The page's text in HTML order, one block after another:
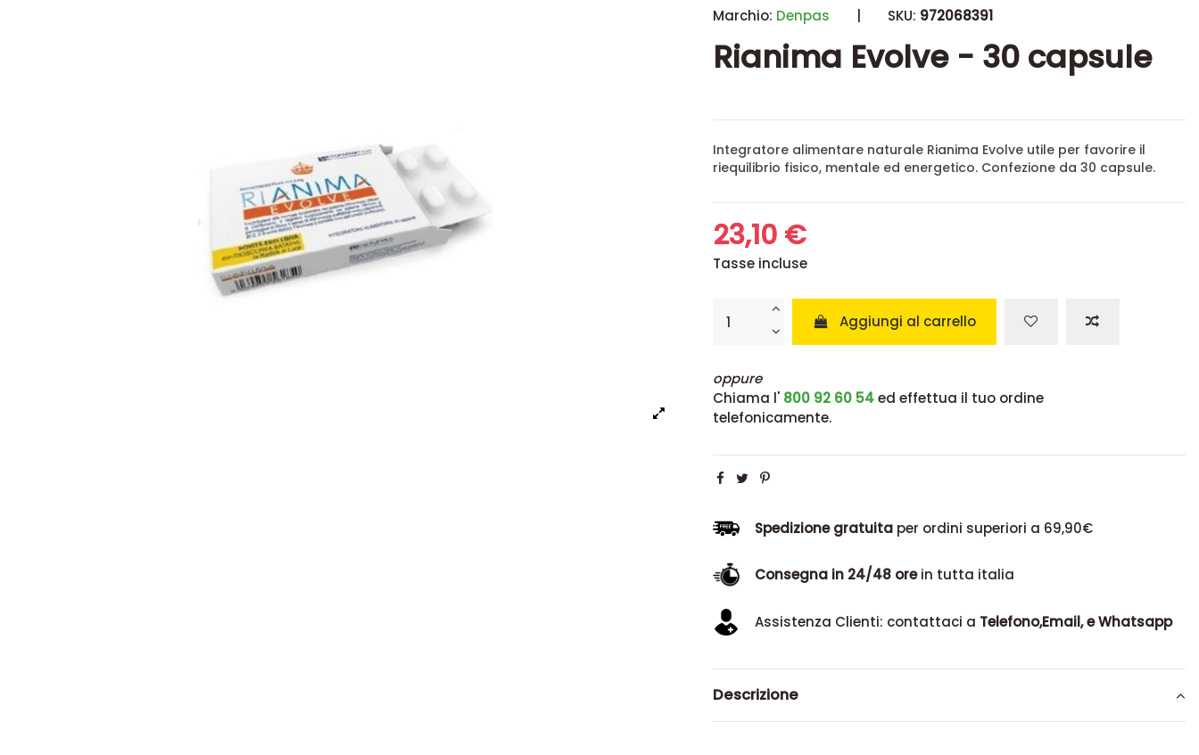
Marchio: Denpas | SKU: 972068391
Rianima Evolve - 30 capsule
Integratore alimentare naturale Rianima Evolve utile per favorire il
riequilibrio fisico, mentale ed energetico. Confezione da 30 capsule.
23,10 €
Tasse incluse
Aggiungi al carrello
oppure
Chiama l' 800 92 60 54ed effettua il tuo ordine
telefonicamente.
Spedizione gratuitaper ordini superiori a 69,90€
Consegna in 24/48 orein tutta italia
Assistenza Clienti: contattaci a Telefono,Email, e Whatsapp
Descrizione